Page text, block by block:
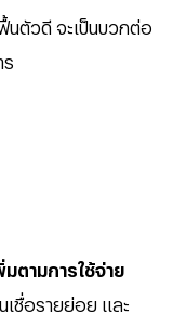
นตัวดี จะเป็นบวกต่อ
ร
ตามการใช้จ่าย
เชื่อรายย่อย และ